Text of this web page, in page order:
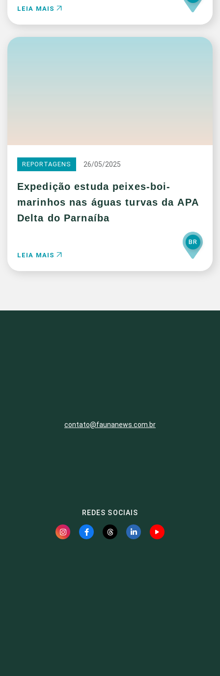
LEIA MAIS
REPORTAGENS 26/05/2025
Expedição estuda peixes-boi-
marinhos nas águas turvas da APA
Delta do Parnaíba
LEIA MAIS
BR
contato@faunanews.com.br
REDES SOCIAIS